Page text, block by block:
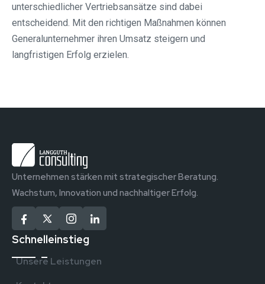
unterschiedlicher Vertriebsansätze sind dabei
entscheidend. Mit den richtigen Maßnahmen können
Generalunternehmer ihren Umsatz steigern und
langfristigen Erfolg erzielen.
Unternehmen stärken mit strategischer Beratung.
Wachstum, Innovation und nachhaltiger Erfolg.
Schnelleinstieg
Unsere Leistungen